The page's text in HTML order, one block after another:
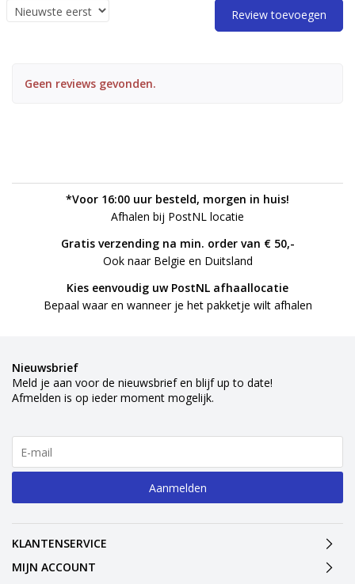
Review toevoegen
Geen reviews gevonden.
*Voor 16:00 uur besteld, morgen in huis!
Afhalen bij PostNL locatie
Gratis verzending na min. order van € 50,-
Ook naar Belgie en Duitsland
Kies eenvoudig uw PostNL afhaallocatie
Bepaal waar en wanneer je het pakketje wilt afhalen
Nieuwsbrief
Meld je aan voor de nieuwsbrief en blijf up to date!
Afmelden is op ieder moment mogelijk.
Aanmelden
KLANTENSERVICE
MIJN ACCOUNT